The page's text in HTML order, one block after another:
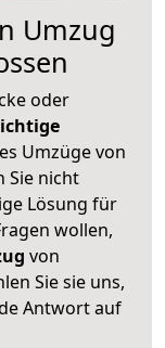
Umzug
oder
Umzüge von
Sie nicht
Lösung für
wollen,
von
Sie sie uns,
Antwort auf